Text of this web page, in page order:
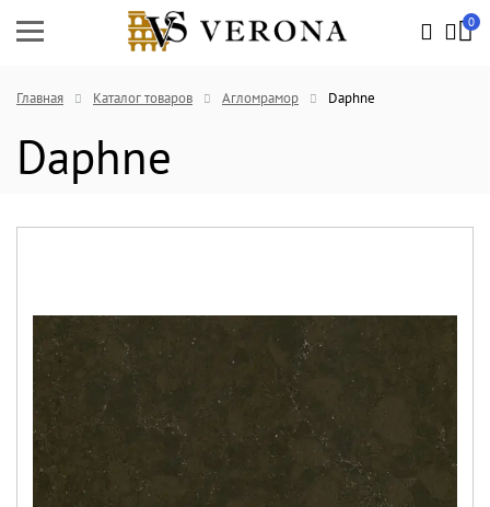
0
Главная Каталог товаров Агломрамор Daphne
Daphne